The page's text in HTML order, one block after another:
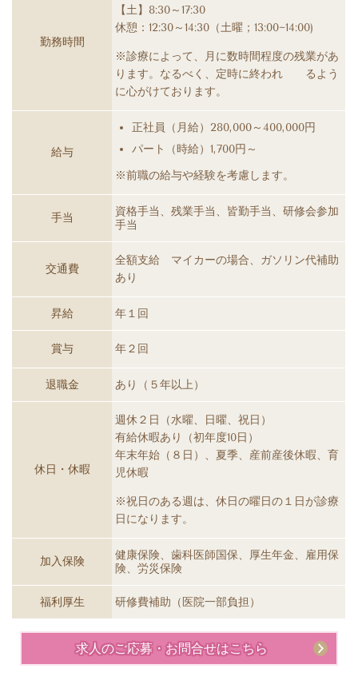
勤務時間
【土】8:30～17:30
休憩：12:30～14:30（土曜；13:00~14:00)
※診療によって、月に数時間程度の残業があ
ります。なるべく、定時に終われ るよう
に心がけております。
給与
正社員（月給）280,000～400,000円
パート（時給）1,700円～
※前職の給与や経験を考慮します。
手当
資格手当、残業手当、皆勤手当、研修会参加
手当
交通費
全額支給 マイカーの場合、ガソリン代補助
あり
昇給 年１回
賞与 年２回
退職金 あり（５年以上）
休日・休暇
週休２日（水曜、日曜、祝日）
有給休暇あり（初年度10日）
年末年始（８日）、夏季、産前産後休暇、育
児休暇
※祝日のある週は、休日の曜日の１日が診療
日になります。
加入保険
健康保険、歯科医師国保、厚生年金、雇用保
険、労災保険
福利厚生 研修費補助（医院一部負担）
求人のご応募・お問合せはこちら